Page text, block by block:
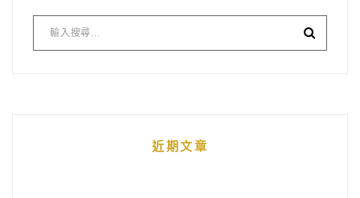
近期文章